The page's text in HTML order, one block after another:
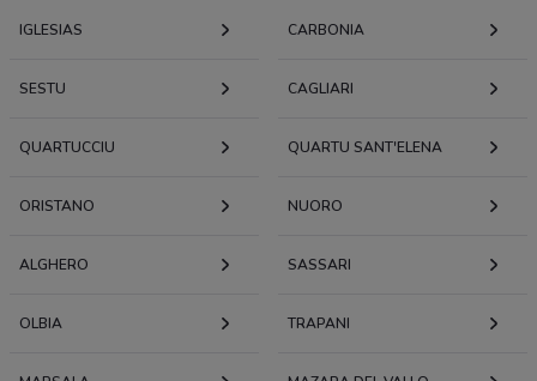
IGLESIAS CARBONIA
SESTU CAGLIARI
QUARTUCCIU QUARTU SANT'ELENA
ORISTANO NUORO
ALGHERO SASSARI
OLBIA TRAPANI